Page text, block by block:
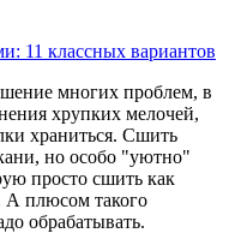
многих проблем, в
хрупких мелочей,
храниться. Сшить
но особо "уютно"
просто сшить как
плюсом такого
обрабатывать.